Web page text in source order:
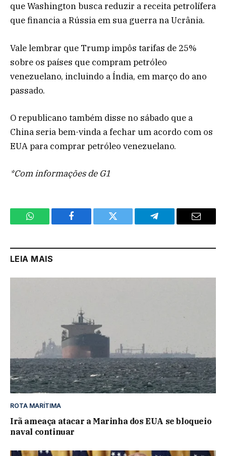
que Washington busca reduzir a receita petrolífera
que financia a Rússia em sua guerra na Ucrânia.
Vale lembrar que Trump impôs tarifas de 25%
sobre os países que compram petróleo
venezuelano, incluindo a Índia, em março do ano
passado.
O republicano também disse no sábado que a
China seria bem-vinda a fechar um acordo com os
EUA para comprar petróleo venezuelano.
*Com informações de G1
WhatsApp Facebook Twitter Telegram Email
LEIA MAIS
ROTA MARÍTIMA
Irã ameaça atacar a Marinha dos EUA se bloqueio
naval continuar